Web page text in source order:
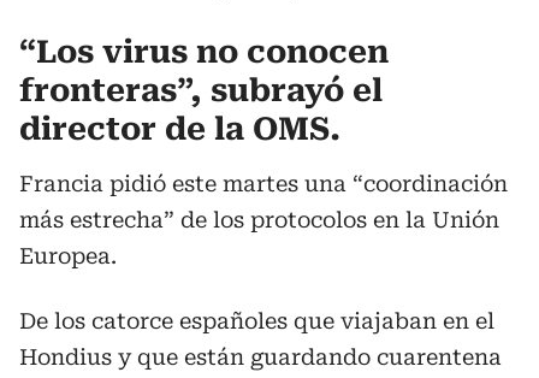
“Los virus no conocen
fronteras”, subrayó el
director de la OMS.
Francia pidió este martes una “coordinación
más estrecha” de los protocolos en la Unión
Europea.
De los catorce españoles que viajaban en el
Hondius y que están guardando cuarentena